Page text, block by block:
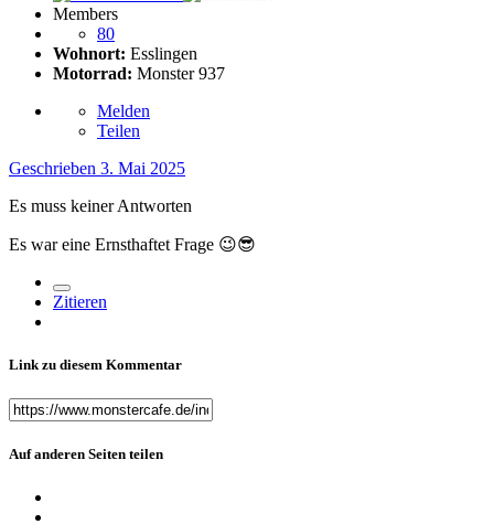
Members
80
Wohnort: Esslingen
Motorrad: Monster 937
Melden
Teilen
Geschrieben 3. Mai 2025
Es muss keiner Antworten
Es war eine Ernsthaftet Frage 😉😎
Zitieren
Link zu diesem Kommentar
Auf anderen Seiten teilen